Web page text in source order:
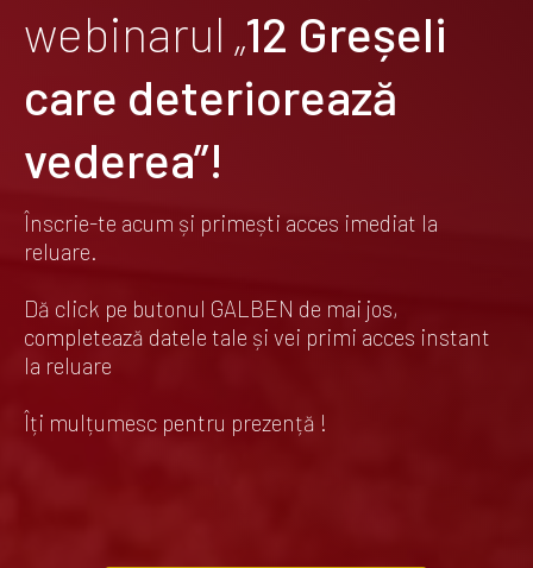
webinarul „12 Greșeli
care deteriorează
vederea”!
Înscrie-te acum și primești acces imediat la
reluare.
Dă click pe butonul GALBEN de mai jos,
completează datele tale și vei primi acces instant
la reluare
Îți mulțumesc pentru prezență !